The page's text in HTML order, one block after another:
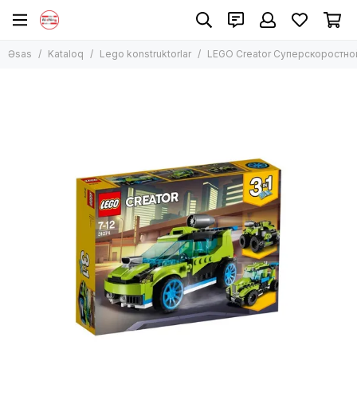
Lego konstruktorlar
Lego Duplo
Lego Disney və Friends
Lego Star Wars
Digər modellər
Əsas Kataloq Lego konstruktorlar LEGO Creator